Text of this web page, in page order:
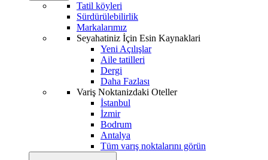
Tatil köyleri
Sürdürülebilirlik
Markalarımız
Seyahatiniz İçin Esin Kaynaklari
Yeni Açılışlar
Aile tatilleri
Dergi
Daha Fazlası
Variş Noktanizdaki Oteller
İstanbul
İzmir
Bodrum
Antalya
Tüm varış noktalarını görün